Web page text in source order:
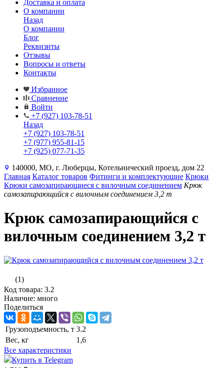
Доставка и оплата
О компании
Назад
О компании
Блог
Реквизиты
Отзывы
Вопросы и ответы
Контакты
Избранное
Сравнение
Войти
+7 (927) 103-78-51
Назад
+7 (927) 103-78-51
+7 (977) 955-81-15
+7 (925) 077-71-35
140000, МО, г. Люберцы, Котельнический проезд, дом 22
Главная Каталог товаров Фитинги и комплектующие Крюки
Крюки самозапирающиеся с вилочным соединением Крюк
самозапирающийся с вилочным соединением 3,2 т
Крюк самозапирающийся с
вилочным соединением 3,2 т
(1)
Код товара: 3.2
Наличие: много
Поделиться
Грузоподъемность, т 3.2
Вес, кг
1,6
Все характеристики
Купить в Telegram